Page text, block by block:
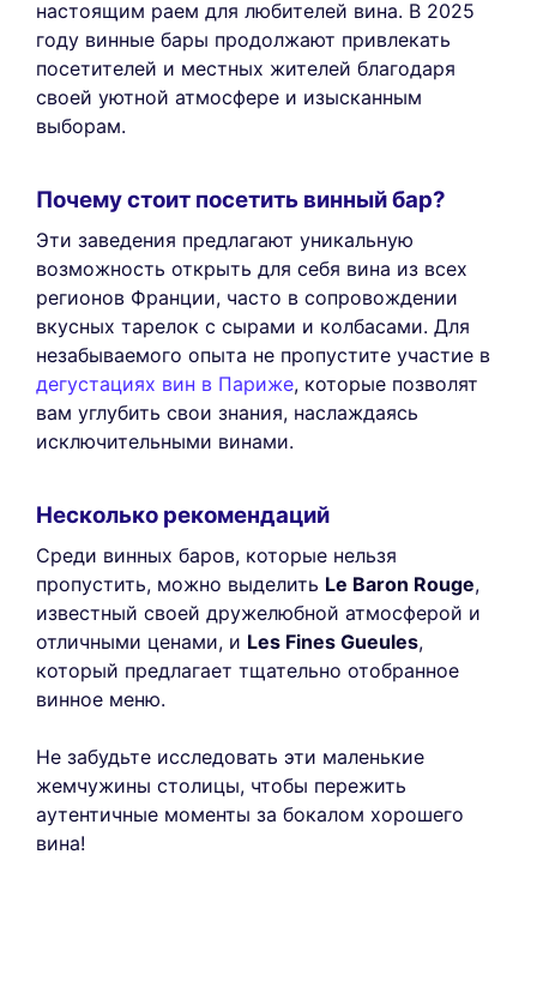
настоящим раем для любителей вина. В 2025
году винные бары продолжают привлекать
посетителей и местных жителей благодаря
своей уютной атмосфере и изысканным
выборам.
Почему стоит посетить винный бар?
Эти заведения предлагают уникальную
возможность открыть для себя вина из всех
регионов Франции, часто в сопровождении
вкусных тарелок с сырами и колбасами. Для
незабываемого опыта не пропустите участие в
дегустациях вин в Париже, которые позволят
вам углубить свои знания, наслаждаясь
исключительными винами.
Несколько рекомендаций
Среди винных баров, которые нельзя
пропустить, можно выделить Le Baron Rouge,
известный своей дружелюбной атмосферой и
отличными ценами, и Les Fines Gueules,
который предлагает тщательно отобранное
винное меню.
Не забудьте исследовать эти маленькие
жемчужины столицы, чтобы пережить
аутентичные моменты за бокалом хорошего
вина!